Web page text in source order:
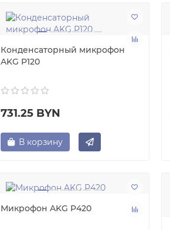
Конденсаторный микрофон
AKG P120
731.25 BYN
В корзину
Микрофон AKG P420